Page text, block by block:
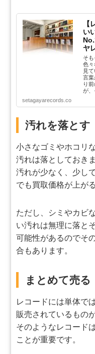
い
ヤ
そ
色
見
言
り
が、
setagayarecords.co
汚れを落とす
小さなゴミやホコリ
汚れは落としておき
汚れが少なく、少し
でも買取価格が上が
ただし、シミやカビ
い汚れは無理に落と
可能性があるのでそ
合もあります。
まとめて売る
レコードには単体で
販売されているもの
そのようなレコード
ことが重要です。